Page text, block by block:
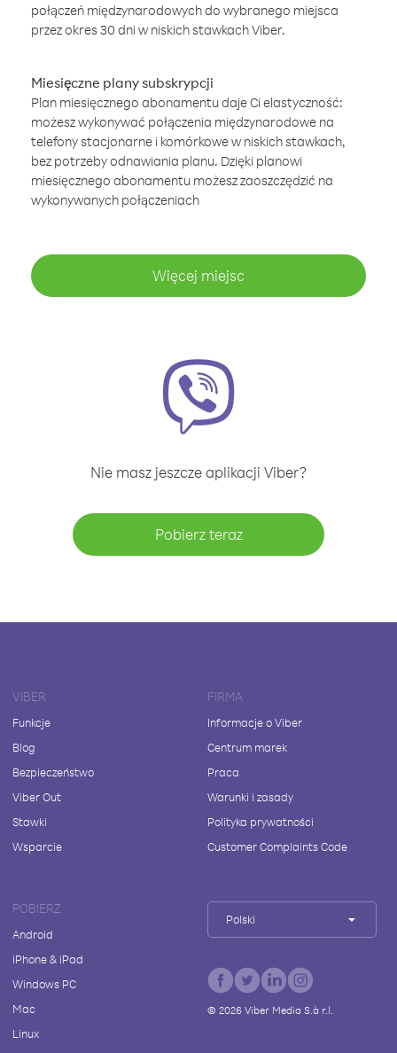
połączeń międzynarodowych do wybranego miejsca
przez okres 30 dni w niskich stawkach Viber.
Miesięczne plany subskrypcji
Plan miesięcznego abonamentu daje Ci elastyczność:
możesz wykonywać połączenia międzynarodowe na
telefony stacjonarne i komórkowe w niskich stawkach,
bez potrzeby odnawiania planu. Dzięki planowi
miesięcznego abonamentu możesz zaoszczędzić na
wykonywanych połączeniach
Więcej miejsc
Nie masz jeszcze aplikacji Viber?
Pobierz teraz
VIBER
Funkcje
Blog
Bezpieczeństwo
Viber Out
Stawki
Wsparcie
FIRMA
Informacje o Viber
Centrum marek
Praca
Warunki i zasady
Polityka prywatności
Customer Complaints Code
POBIERZ
Android
iPhone & iPad
Windows PC
Mac
Linux
Polski
© 2026Viber Media S.à r.l.